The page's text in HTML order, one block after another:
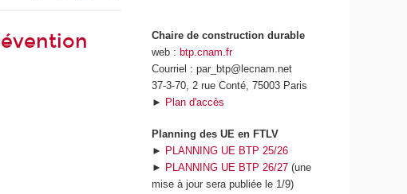
Chaire de construction durable
web :btp.cnam.fr
Courriel : par_btp@lecnam.net
37-3-70, 2 rue Conté, 75003 Paris
► Plan d'accès
Planning des UE en FTLV
► PLANNING UE BTP 25/26
► PLANNING UE BTP 26/27 (une
mise à jour sera publiée le 1/9)